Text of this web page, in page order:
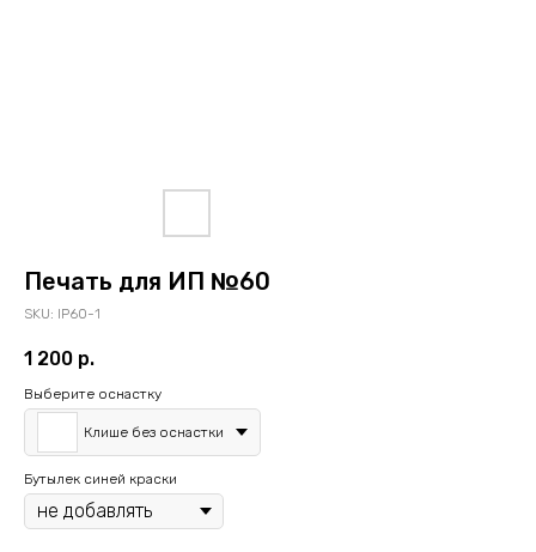
Печать для ИП №60
SKU: IP60-1
1 200 р.
Выберите оснастку
Клише без оснастки
Бутылек синей краски